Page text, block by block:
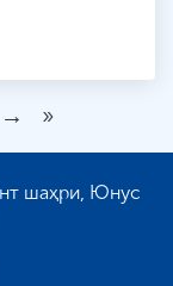
→ »
шаҳри, Юнус